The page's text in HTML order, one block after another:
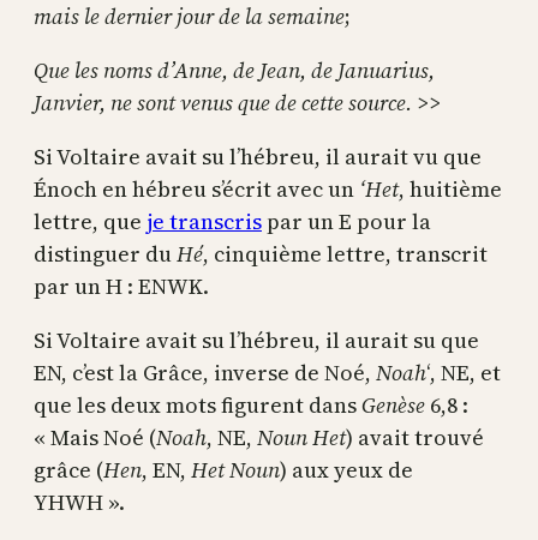
mais le dernier jour de la semaine;
Que les noms d’Anne, de Jean, de Januarius,
Janvier, ne sont venus que de cette source. >>
Si Voltaire avait su l’hébreu, il aurait vu que
Énoch en hébreu s’écrit avec un ‘Het, huitième
lettre, que je transcris par un E pour la
distinguer duHé, cinquième lettre, transcrit
par un H : ENWK.
Si Voltaire avait su l’hébreu, il aurait su que
EN, c’est la Grâce, inverse de Noé, Noah‘, NE, et
que les deux mots figurent dansGenèse 6,8 :
« Mais Noé (Noah, NE, Noun Het) avait trouvé
grâce (Hen, EN, Het Noun) aux yeux de
YHWH ».